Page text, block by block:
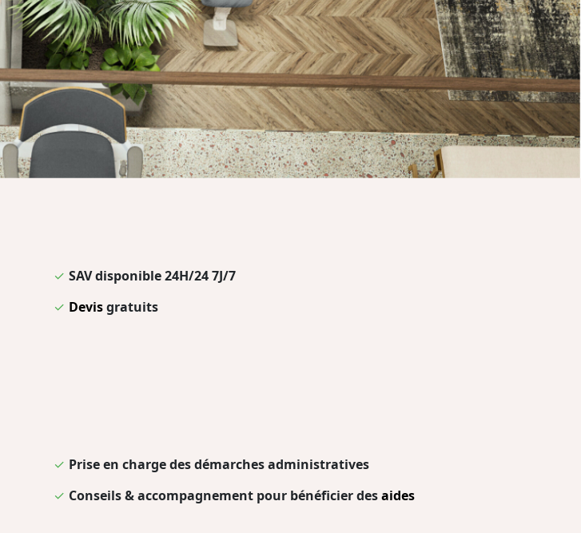
✓ SAV disponible 24H/24 7J/7
✓ Devisgratuits
✓ Prise en charge des démarches administratives
✓ Conseils & accompagnement pour bénéficier desaides